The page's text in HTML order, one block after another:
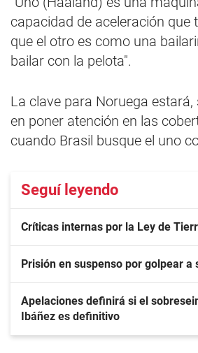
capacidad de aceleración que
que el otro es como una
bailar con la pelota".
La clave para Noruega estará,
en poner atención en las
cuando Brasil busque el uno
Seguí leyendo
Críticas internas por la Ley de
Prisión en suspenso por golpear a
Apelaciones definirá si el
Ibáñez es definitivo